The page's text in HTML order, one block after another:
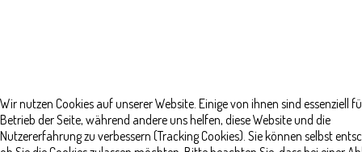
Wir nutzen Cookies auf unserer Website. Einige von ihnen sind essenziell
Betrieb der Seite, während andere uns helfen, diese Website und die
Nutzererfahrung zu verbessern (Tracking Cookies). Sie können selbst